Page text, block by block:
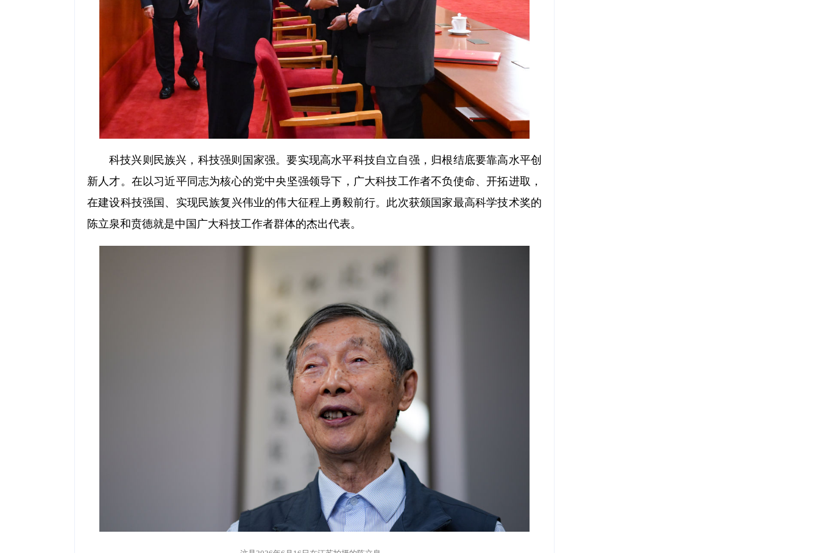
科技兴则民族兴，科技强则国家强。要实现高水平科技自立自强，归根结底要靠高水平创
新人才。在以习近平同志为核心的党中央坚强领导下，广大科技工作者不负使命、开拓进取，
在建设科技强国、实现民族复兴伟业的伟大征程上勇毅前行。此次获颁国家最高科学技术奖的
陈立泉和贲德就是中国广大科技工作者群体的杰出代表。